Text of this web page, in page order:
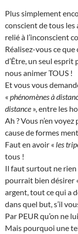
Plus simplement
conscient de tous les
relié à l’inconscient
Réalisez-vous ce que
d’Être, un seul
nous animer TOUS !
Et vous vous
« phénomènes à
distance », entre les
Ah ? Vous n’en
cause de formes
Faut en avoir « les
tous !
Il faut surtout ne rien
pourrait bien désirer
argent, tout ce qui a
dans quel but, s’il
Par PEUR qu’on ne
Mais pourquoi une